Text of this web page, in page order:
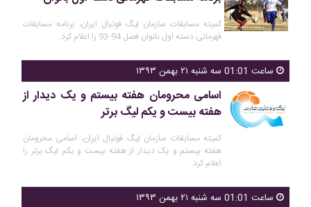
کمیته مسابقات سازمان لیگ فوتبال ایران، برنامه مسابقات
قهرمانی دسته اول بانوان فصل 94-93 را اعلام کرد.
ساعت 01:01 سه شنبه ۲۱ بهمن ۱۳۹۳
اسامی محرومان هفته بیستم و یک دیدار از
هفته بیست و یکم لیگ برتر
کمیته مسابقات سازمان لیگ فوتبال ایران، اسامی محرومان
هفته بیستم و یک دیدار از هفته بیست و یکم لیگ برتر را
اعلام کرد.
ساعت 01:01 سه شنبه ۲۱ بهمن ۱۳۹۳